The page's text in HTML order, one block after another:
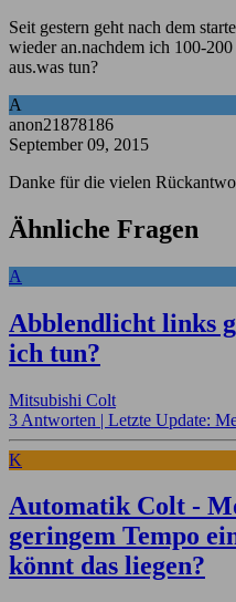
Seit gestern geht nach dem
wieder an.nachdem ich 100-
aus.was tun?
A
anon21878186
September 09, 2015
Danke für die vielen
Ähnliche Fragen
A
Abblendlicht links
ich tun?
Mitsubishi Colt
3 Antworten | Letzte Update:
K
Automatik Colt -
geringem Tempo
könnt das liegen?